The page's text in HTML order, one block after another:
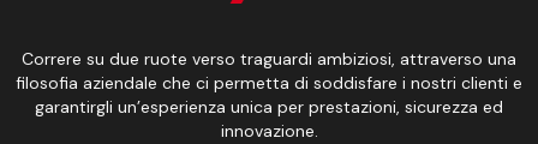
Correre su due ruote verso traguardi ambiziosi, attraverso una
filosofia aziendale che ci permetta di soddisfare i nostri clienti e
garantirgli un’esperienza unica per prestazioni, sicurezza ed
innovazione.